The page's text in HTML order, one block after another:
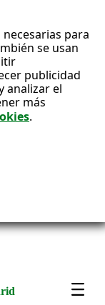
para
se usan
publicidad
analizar el
más
.